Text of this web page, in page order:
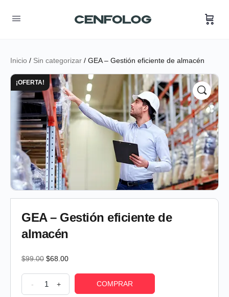
Inicio / Sin categorizar / GEA – Gestión eficiente de almacén
¡OFERTA!
GEA – Gestión eficiente de
almacén
$99.00 $68.00
- + COMPRAR